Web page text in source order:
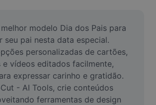
modelo Dia dos Pais para
seu pai nesta data especial.
personalizadas de cartões,
e vídeos editados facilmente,
expressar carinho e gratidão.
- AI Tools, crie conteúdos
ferramentas de design